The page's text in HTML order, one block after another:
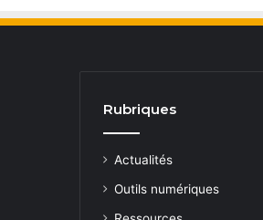
Rubriques
Actualités
Outils numériques